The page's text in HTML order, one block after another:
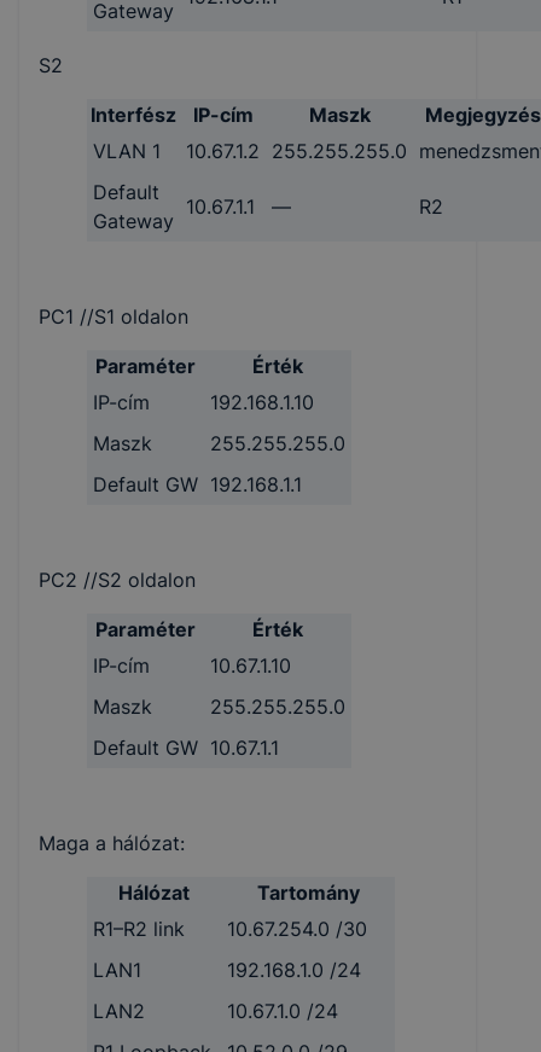
Gateway
S2
Interfész IP-cím Maszk
Megjegyzés
VLAN 1
10.67.1.2 255.255.255.0
Default
Gateway
10.67.1.1 — R2
PC1 //S1 oldalon
Paraméter
Érték
IP-cím
192.168.1.10
Maszk
255.255.255.0
Default GW 192.168.1.1
PC2 //S2 oldalon
Paraméter
Érték
IP-cím
10.67.1.10
Maszk
255.255.255.0
Default GW 10.67.1.1
Maga a hálózat:
Hálózat
Tartomány
R1–R2 link
10.67.254.0 /30
LAN1
192.168.1.0 /24
LAN2
10.67.1.0 /24